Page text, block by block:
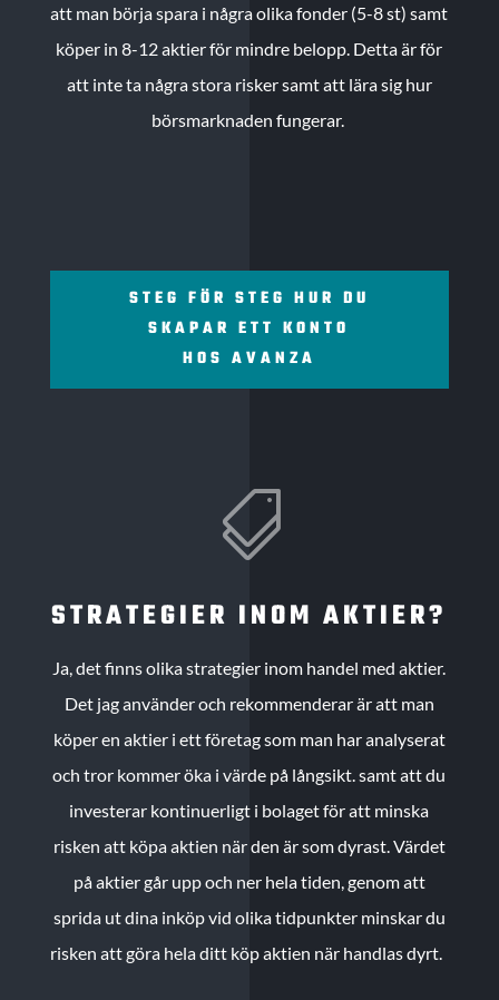
att man börja spara i några olika fonder (5-8 st) samt
köper in 8-12 aktier för mindre belopp. Detta är för
att inte ta några stora risker samt att lära sig hur
börsmarknaden fungerar.
STEG FÖR STEG HUR DU
SKAPAR ETT KONTO
HOS AVANZA

STRATEGIER INOM AKTIER?
Ja, det finns olika strategier inom handel med aktier.
Det jag använder och rekommenderar är att man
köper en aktier i ett företag som man har analyserat
och tror kommer öka i värde på långsikt. samt att du
investerar kontinuerligt i bolaget för att minska
risken att köpa aktien när den är som dyrast. Värdet
på aktier går upp och ner hela tiden, genom att
sprida ut dina inköp vid olika tidpunkter minskar du
risken att göra hela ditt köp aktien när handlas dyrt.